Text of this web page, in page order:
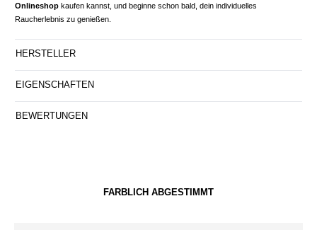
Onlineshop kaufen kannst, und beginne schon bald, dein individuelles
Raucherlebnis zu genießen.
HERSTELLER
EIGENSCHAFTEN
BEWERTUNGEN
FARBLICH ABGESTIMMT